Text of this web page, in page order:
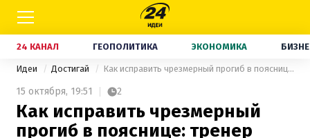
24 КАНАЛ ГЕОПОЛИТИКА ЭКОНОМИКА
Идеи Достигай Как исправить чрезмерный прогиб в пояснице: тренер показал на видео несколько упражнений
15 октября, 19:51 2
Как исправить чрезмерный
прогиб в пояснице: тренер